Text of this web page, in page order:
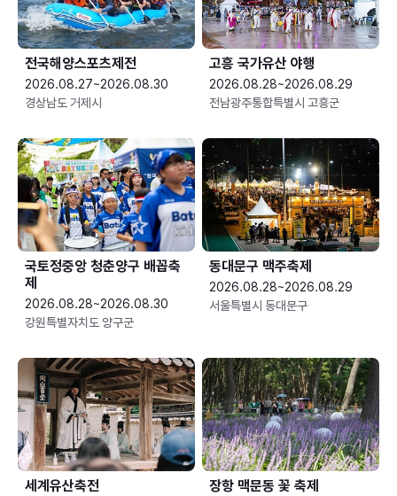
전국해양스포츠제전
2026.08.27~2026.08.30
경상남도 거제시
고흥 국가유산 야행
2026.08.28~2026.08.29
전남광주통합특별시 고흥군
국토정중앙 청춘양구 배꼽축
제
2026.08.28~2026.08.30
강원특별자치도 양구군
동대문구 맥주축제
2026.08.28~2026.08.29
서울특별시 동대문구
세계유산축전 장항 맥문동 꽃 축제